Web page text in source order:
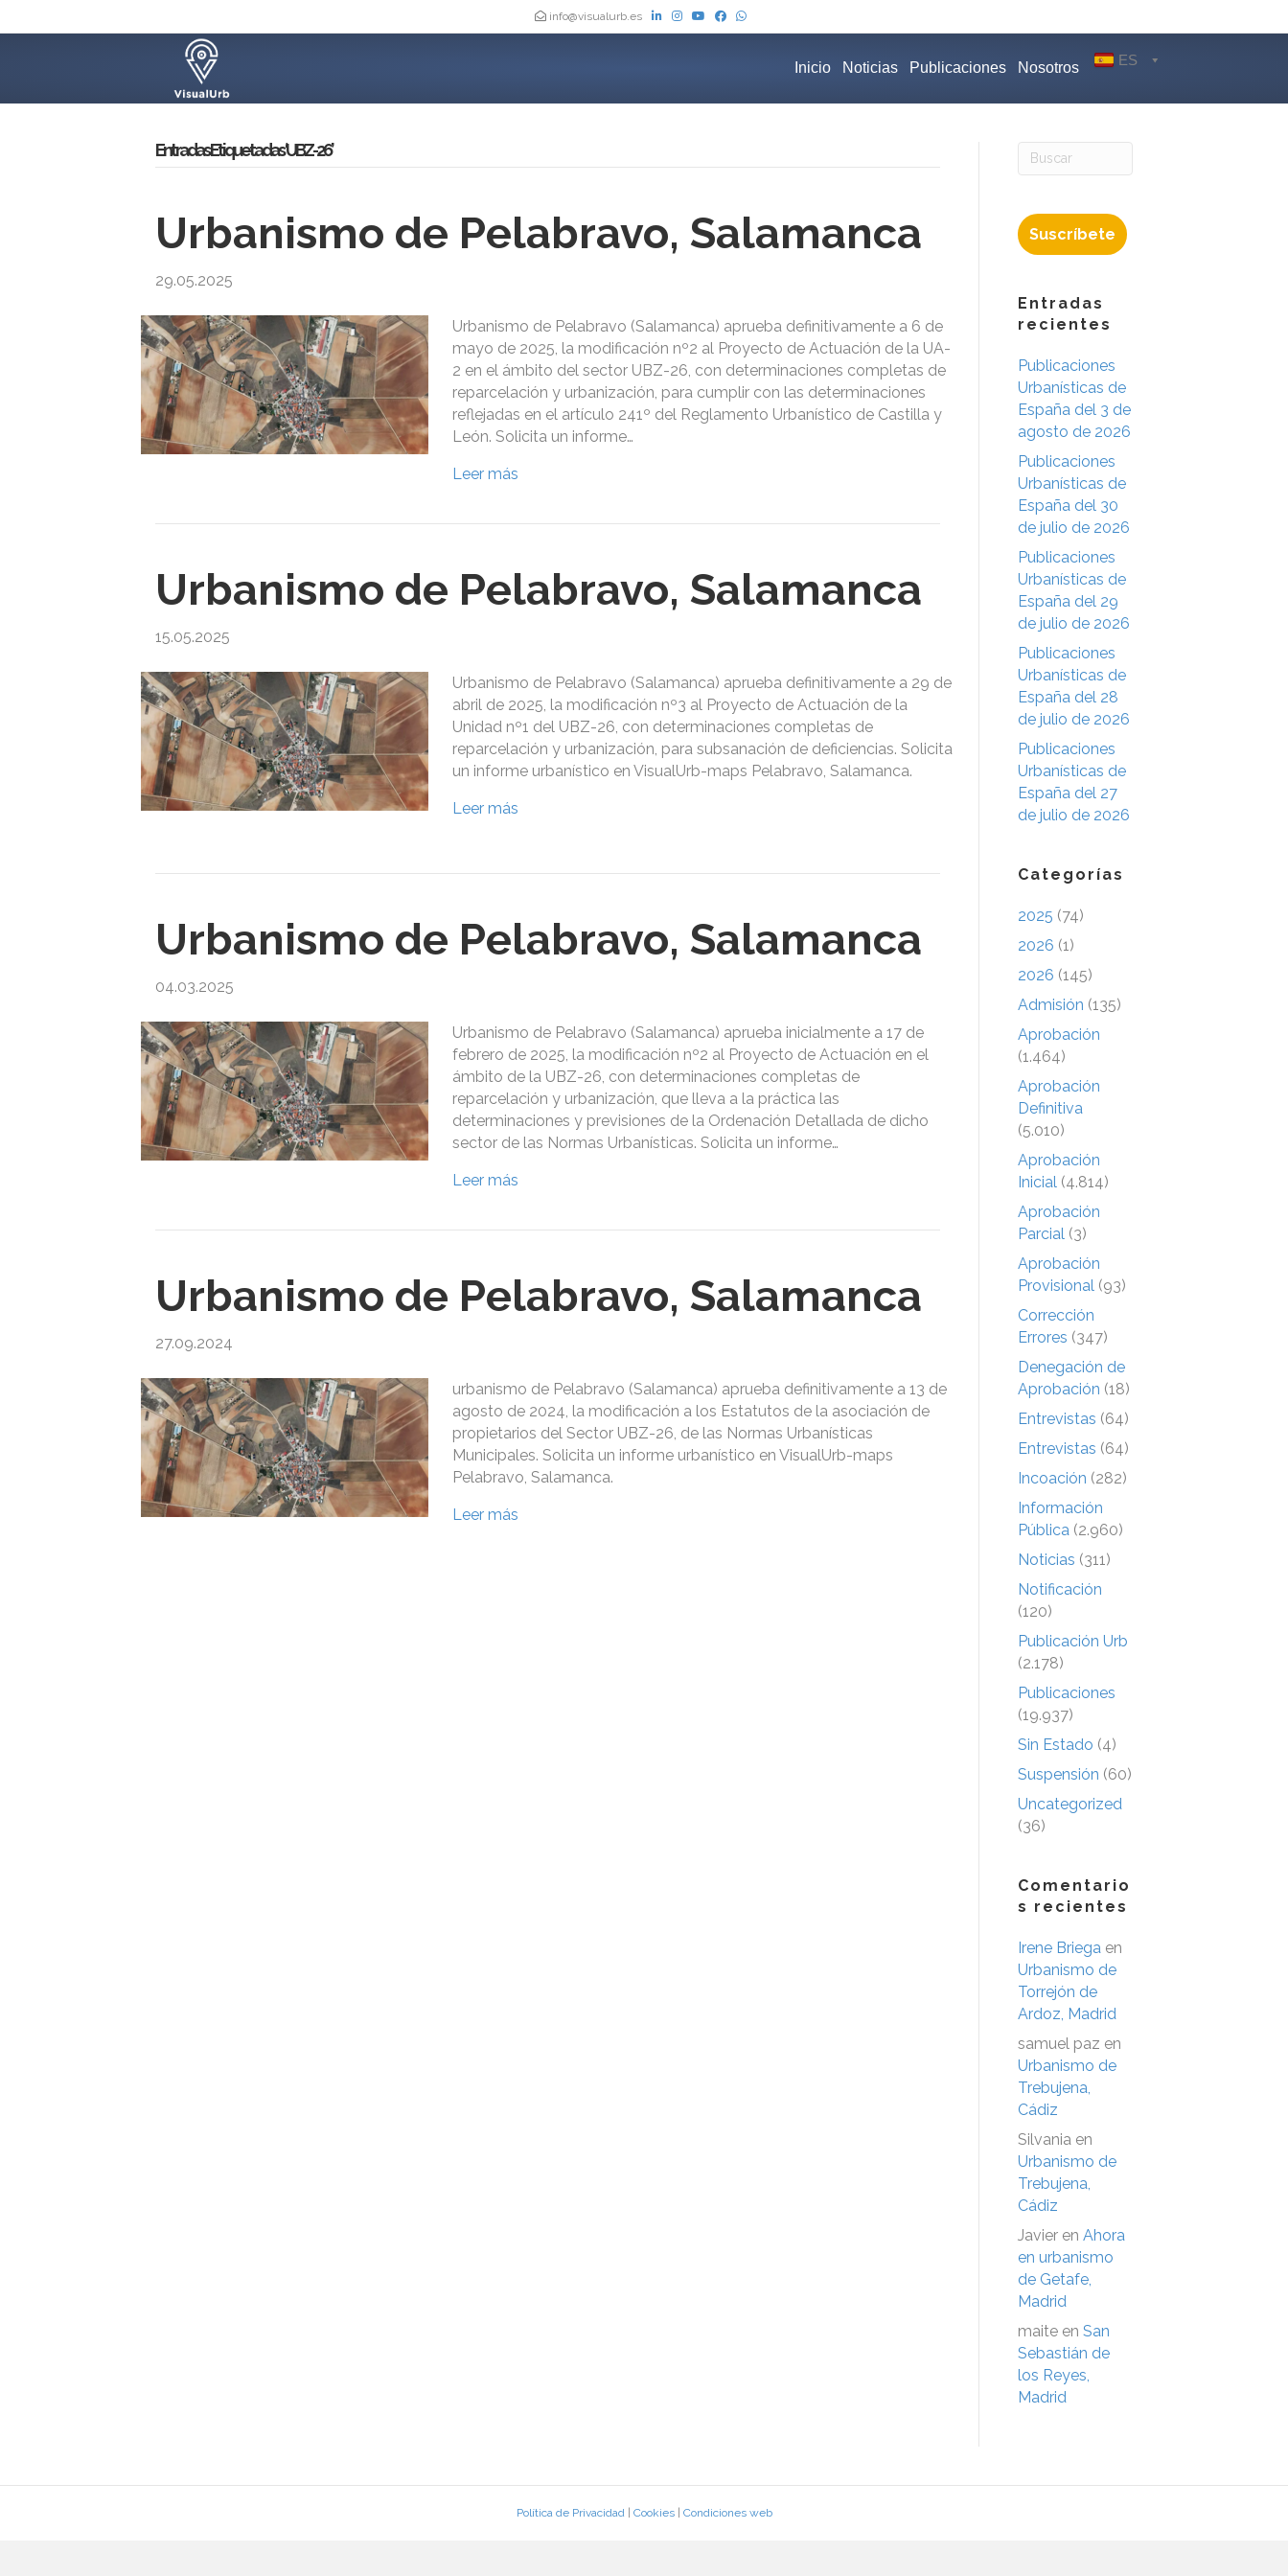
info@visualurb.es
Inicio Noticias Publicaciones Nosotros ES
Entradas Etiquetadas ‘UBZ-26’
Urbanismo de Pelabravo, Salamanca
29.05.2025
Urbanismo de Pelabravo (Salamanca) aprueba definitivamente a 6 de
mayo de 2025, la modificación nº2 al Proyecto de Actuación de la UA-
2 en el ámbito del sector UBZ-26, con determinaciones completas de
reparcelación y urbanización, para cumplir con las determinaciones
reflejadas en el artículo 241º del Reglamento Urbanístico de Castilla y
León. Solicita un informe…
Leer más
Urbanismo de Pelabravo, Salamanca
15.05.2025
Urbanismo de Pelabravo (Salamanca) aprueba definitivamente a 29 de
abril de 2025, la modificación nº3 al Proyecto de Actuación de la
Unidad nº1 del UBZ-26, con determinaciones completas de
reparcelación y urbanización, para subsanación de deficiencias. Solicita
un informe urbanístico en VisualUrb-maps Pelabravo, Salamanca.
Leer más
Urbanismo de Pelabravo, Salamanca
04.03.2025
Urbanismo de Pelabravo (Salamanca) aprueba inicialmente a 17 de
febrero de 2025, la modificación nº2 al Proyecto de Actuación en el
ámbito de la UBZ-26, con determinaciones completas de
reparcelación y urbanización, que lleva a la práctica las
determinaciones y previsiones de la Ordenación Detallada de dicho
sector de las Normas Urbanísticas. Solicita un informe…
Leer más
Urbanismo de Pelabravo, Salamanca
27.09.2024
urbanismo de Pelabravo (Salamanca) aprueba definitivamente a 13 de
agosto de 2024, la modificación a los Estatutos de la asociación de
propietarios del Sector UBZ-26, de las Normas Urbanísticas
Municipales. Solicita un informe urbanístico en VisualUrb-maps
Pelabravo, Salamanca.
Leer más
Suscríbete
Entradas
recientes
Publicaciones
Urbanísticas de
España del 3 de
agosto de 2026
Publicaciones
Urbanísticas de
España del 30
de julio de 2026
Publicaciones
Urbanísticas de
España del 29
de julio de 2026
Publicaciones
Urbanísticas de
España del 28
de julio de 2026
Publicaciones
Urbanísticas de
España del 27
de julio de 2026
Categorías
2025 (74)
2026 (1)
2026 (145)
Admisión (135)
Aprobación
(1.464)
Aprobación
Definitiva
(5.010)
Aprobación
Inicial (4.814)
Aprobación
Parcial (3)
Aprobación
Provisional (93)
Corrección
Errores (347)
Denegación de
Aprobación (18)
Entrevistas (64)
Entrevistas (64)
Incoación (282)
Información
Pública (2.960)
Noticias (311)
Notificación
(120)
Publicación Urb
(2.178)
Publicaciones
(19.937)
Sin Estado (4)
Suspensión (60)
Uncategorized
(36)
Comentario
s recientes
Irene Briega en
Urbanismo de
Torrejón de
Ardoz, Madrid
samuel paz en
Urbanismo de
Trebujena,
Cádiz
Silvania en
Urbanismo de
Trebujena,
Cádiz
Javier en Ahora
en urbanismo
de Getafe,
Madrid
maite en San
Sebastián de
los Reyes,
Madrid
Política de Privacidad| Cookies| Condiciones web